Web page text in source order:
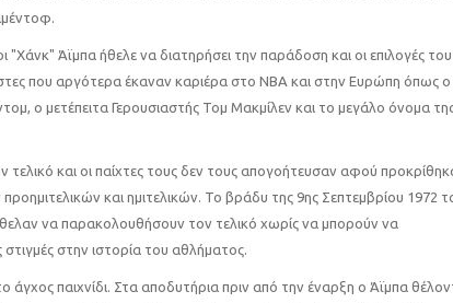
Άϊμπα ήθελε να διατηρήσει την παράδοση και οι επιλογές του
που αργότερα έκαναν καριέρα στο ΝΒΑ και στην Ευρώπη όπως ο
ο μετέπειτα Γερουσιαστής Τομ Μακμίλεν και το μεγάλο όνομα
και οι παίχτες τους δεν τους απογοήτευσαν αφού
και ημιτελικών. Το βράδυ της 9ης Σεπτεμβρίου 1972
να παρακολουθήσουν τον τελικό χωρίς να μπορούν να
στην ιστορία του αθλήματος.
άγχος παιχνίδι. Στα αποδυτήρια πριν από την έναρξη ο Άϊμπα